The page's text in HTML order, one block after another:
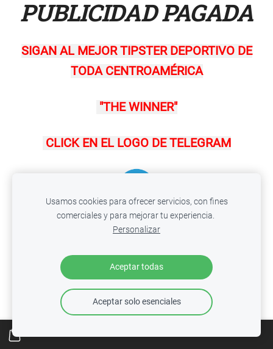
PUBLICIDAD PAGADA
SIGAN AL MEJOR TIPSTER DEPORTIVO DE
TODA CENTROAMÉRICA
"THE WINNER"
CLICK EN EL LOGO DE TELEGRAM
GANA BONOS DE BIENVENIDA EN DÓLARES AL
SOLO HAZ CLICK EN LA W
Usamos cookies para ofrecer servicios, con fines
comerciales y para mejorar tu experiencia.
Personalizar
Aceptar todas
Aceptar solo esenciales